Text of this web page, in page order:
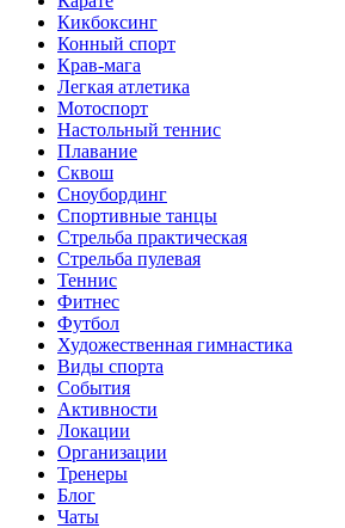
Кикбоксинг
Конный спорт
Крав-мага
Легкая атлетика
Мотоспорт
Настольный теннис
Плавание
Сквош
Сноубординг
Спортивные танцы
Стрельба практическая
Стрельба пулевая
Теннис
Фитнес
Футбол
Художественная гимнастика
Виды спорта
События
Активности
Локации
Организации
Тренеры
Блог
Чаты